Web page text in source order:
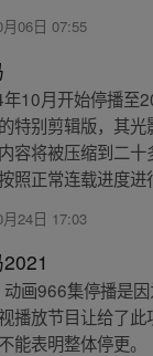
06日 07:55
10月开始停播至
特别剪辑版，其
容将被压缩到二
照正常连载进度进
24日 17:03
画966集停播是
播放节目让给了
能表明整体停更。